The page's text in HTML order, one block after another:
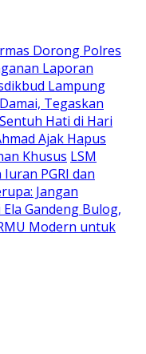
Dorong Polres
Laporan
Lampung
Tegaskan
Sentuh Hati di Hari
Ajak Hapus
Khusus LSM
PGRI dan
Jangan
Gandeng Bulog,
Modern untuk